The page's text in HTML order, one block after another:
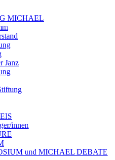
MICHAEL
Janz
innen
und MICHAEL DEBATE